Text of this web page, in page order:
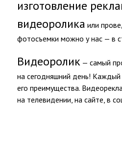
изготовление
видеоролика или
фотосъемки можно у нас — в
Видеоролик — самый
на сегодняшний день! Каждый
его преимущества.
на телевидении, на сайте, в